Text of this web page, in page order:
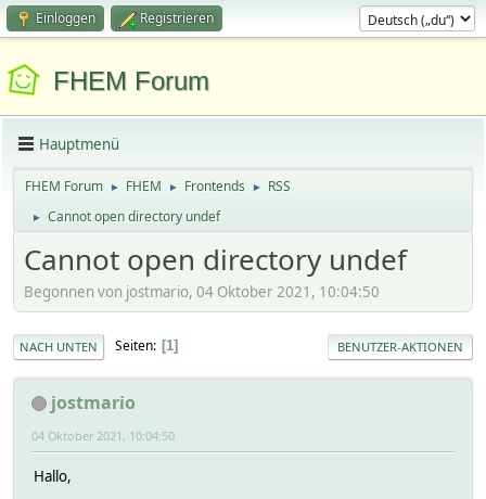
Einloggen Registrieren
FHEM Forum
Hauptmenü
FHEM Forum ► FHEM ► Frontends ► RSS
► Cannot open directory undef
Cannot open directory undef
Begonnen von jostmario, 04 Oktober 2021, 10:04:50
NACH UNTEN Seiten 1 BENUTZER-AKTIONEN
jostmario
04 Oktober 2021, 10:04:50
Hallo,